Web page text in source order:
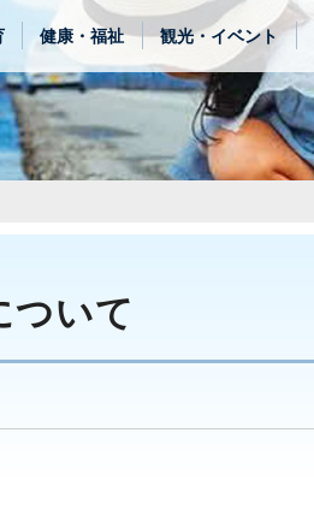
健康・福祉 観光・イベント
ついて